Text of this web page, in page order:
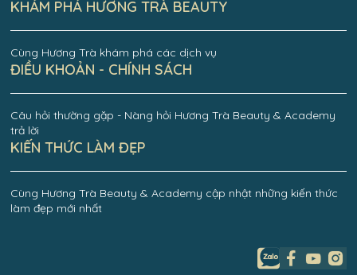
KHÁM PHÁ HƯƠNG TRÀ BEAUTY
Cùng Hương Trà khám phá các dịch vụ
ĐIỀU KHOẢN - CHÍNH SÁCH
Câu hỏi thường gặp - Nàng hỏi Hương Trà Beauty & Academy
trả lời
KIẾN THỨC LÀM ĐẸP
Cùng Hương Trà Beauty & Academy cập nhật những kiến thức
làm đẹp mới nhất